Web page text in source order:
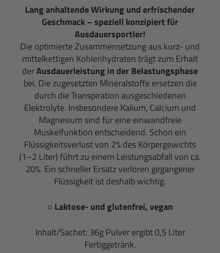
Lang anhaltende Wirkung und erfrischender
Geschmack – speziell konzipiert für
Ausdauersportler!
Die optimierte Zusammensetzung aus kurz- und
mittelkettigen Kohlenhydraten trägt zum Erhalt
derAusdauerleistung in der Belastungsphase
bei. Die zugesetzten Mineralstoffe ersetzen die
durch die Transpiration ausgeschiedenen
Elektrolyte. Insbesondere Kalium, Calcium und
Magnesium sind für eine einwandfreie
Muskelfunktion entscheidend. Schon ein
Flüssigkeitsverlust von 2% des Körpergewichts
(1–2 Liter) führt zu einem Leistungsabfall von ca.
20%. Ein schneller Ersatz verloren gegangener
Flüssigkeit ist deshalb wichtig.
○ Laktose- und glutenfrei, vegan
Inhalt/Sachet: 36g Pulver ergibt 0,5 Liter
Fertiggetränk.